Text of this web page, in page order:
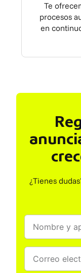
Te
procesos
en
¿Tienes